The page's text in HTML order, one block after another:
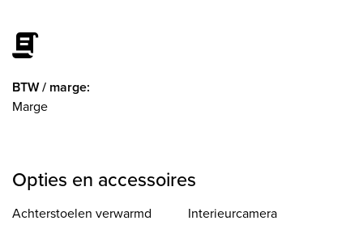
BTW / marge:
Marge
Opties en accessoires
Achterstoelen verwarmd
Interieurcamera